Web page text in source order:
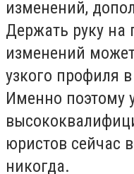
изменений,
Держать руку на
изменений
узкого профиля
Именно поэтому
юристов сейчас
никогда.